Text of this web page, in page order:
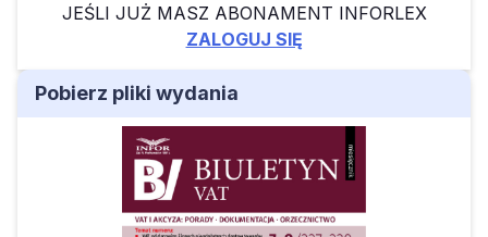
JEŚLI JUŻ MASZ ABONAMENT INFORLEX
ZALOGUJ SIĘ
Pobierz pliki wydania